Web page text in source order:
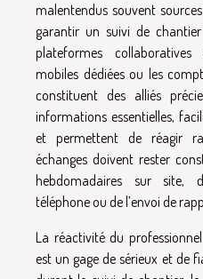
malentendus souvent
garantir un suivi de
plateformes
mobiles dédiées ou les
constituent des alliés
informations essentielles,
et permettent de réagir
échanges doivent rester
hebdomadaires sur site,
téléphone ou de l’envoi de
La réactivité du
est un gage de sérieux et de